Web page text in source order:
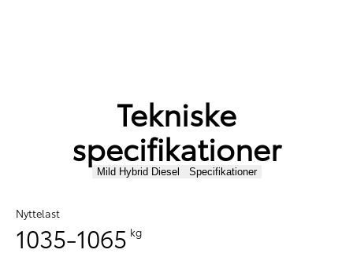
Tekniske
specifikationer
Mild Hybrid Diesel Specifikationer
Nyttelast
1035-1065 kg